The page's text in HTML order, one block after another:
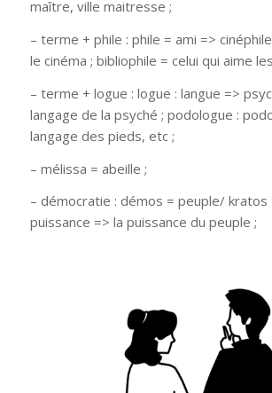
maître, ville maitresse ;
– terme + phile : phile = ami =>
le cinéma ; bibliophile = celui qui aime
– terme + logue : logue : langue =>
langage de la psyché ; podologue :
langage des pieds, etc ;
– mélissa = abeille ;
– démocratie : démos = peuple/ kratos
puissance => la puissance du peuple ;